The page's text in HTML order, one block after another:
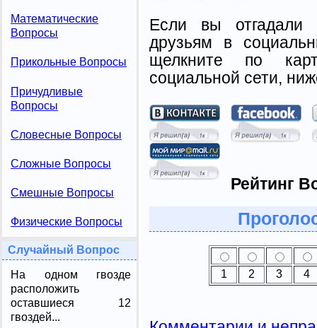
Математические
Вопросы
Прикольные Вопросы
Причудливые
Вопросы
Словесные Вопросы
Сложные Вопросы
Смешные Вопросы
Физические Вопросы
Случайный Вопрос
На одном гвозде
расположить
оставшиеся 12
гвоздей...
Если вы отгадали
друзьям в
щелкните по
социальной сети,
Рейтинг
1 2 3 4